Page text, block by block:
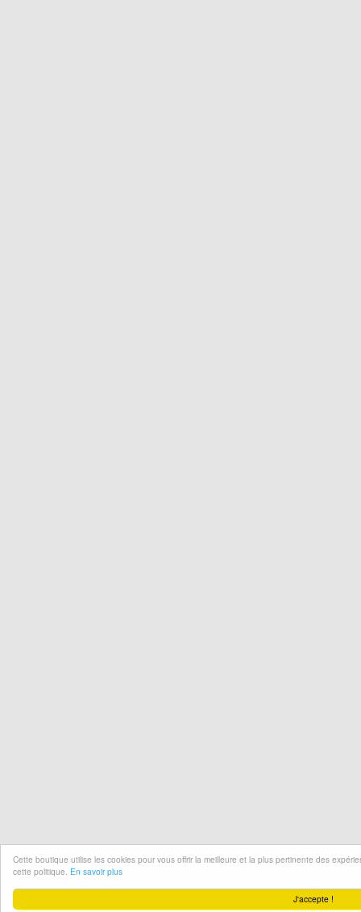
J'accepte !
Cette boutique utilise les cookies pour vous offrir la meilleure et la plus pertinente des
cette politique. En savoir plus